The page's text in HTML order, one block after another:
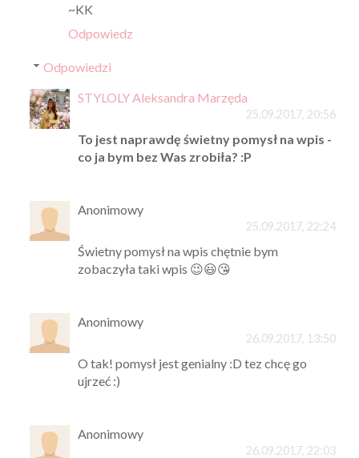
~KK
Odpowiedz
Odpowiedzi
STYLOLY Aleksandra Marzęda
25.09.2017, 20:56
To jest naprawdę świetny pomysł na wpis -
co ja bym bez Was zrobiła? :P
Anonimowy
25.09.2017, 22:24
Świetny pomysł na wpis chętnie bym
zobaczyła taki wpis 😉😃😘
Anonimowy
26.09.2017, 13:50
O tak! pomysł jest genialny :D tez chcę go
ujrzeć :)
Anonimowy
26.09.2017, 22:03